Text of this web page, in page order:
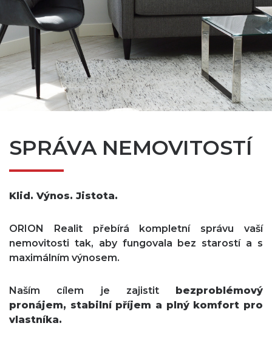
SPRÁVA NEMOVITOSTÍ
Klid. Výnos. Jistota.
ORION Realit přebírá kompletní správu vaší
nemovitosti tak, aby fungovala bez starostí a s
maximálním výnosem.
Naším cílem je zajistit bezproblémový
pronájem, stabilní příjem a plný komfort pro
vlastníka.